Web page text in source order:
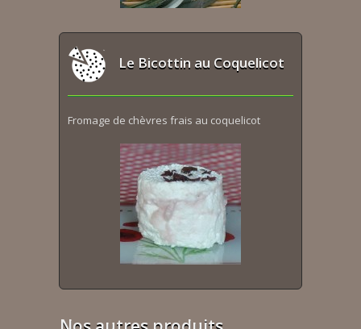
Le Bicottin au Coquelicot
Fromage de chèvres frais au coquelicot